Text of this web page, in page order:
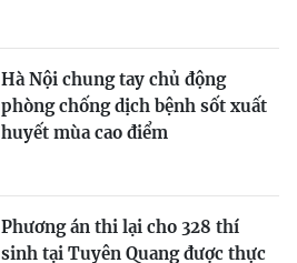
Hà Nội chung tay chủ động
phòng chống dịch bệnh sốt xuất
huyết mùa cao điểm
Phương án thi lại cho 328 thí
sinh tại Tuyên Quang được thực